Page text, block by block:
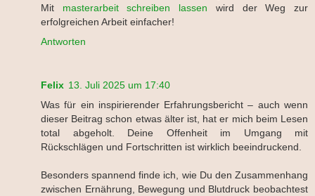
Mit masterarbeit schreiben lassen wird der Weg zur
erfolgreichen Arbeit einfacher!
Antworten
Felix 13. Juli 2025 um 17:40
Was für ein inspirierender Erfahrungsbericht – auch wenn
dieser Beitrag schon etwas älter ist, hat er mich beim Lesen
total abgeholt. Deine Offenheit im Umgang mit
Rückschlägen und Fortschritten ist wirklich beeindruckend.
Besonders spannend finde ich, wie Du den Zusammenhang
zwischen Ernährung, Bewegung und Blutdruck beobachtest